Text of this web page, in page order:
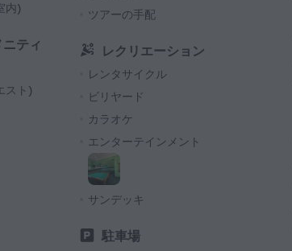
内)
ティ
スト)
ツアーの手配
レクリエーション
レンタサイクル
ビリヤード
カラオケ
エンターテインメント
サンデッキ
駐車場